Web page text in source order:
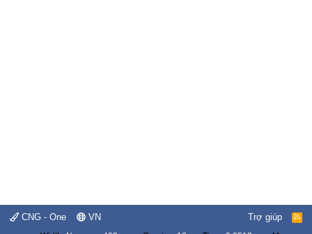
CNG - One VN Trợ giúp
R